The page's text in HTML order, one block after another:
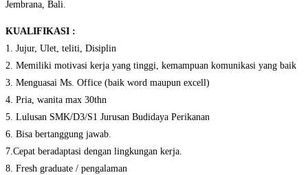
Jembrana, Bali.
KUALIFIKASI :
1. Jujur, Ulet, teliti, Disiplin
2. Memiliki motivasi kerja yang tinggi, kemampuan komunikasi yang baik
3. Menguasai Ms. Office (baik word maupun excell)
4. Pria, wanita max 30thn
5. Lulusan SMK/D3/S1 Jurusan Budidaya Perikanan
6. Bisa bertanggung jawab.
7.Cepat beradaptasi dengan lingkungan kerja.
8. Fresh graduate / pengalaman